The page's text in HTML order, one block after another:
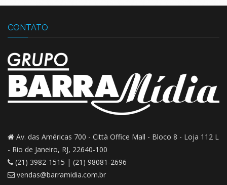
CONTATO
Av. das Américas 700 - Città Office Mall - Bloco 8 - Loja 112 L
- Rio de Janeiro, RJ, 22640-100
(21) 3982-1515 | (21) 98081-2696
vendas@barramidia.com.br